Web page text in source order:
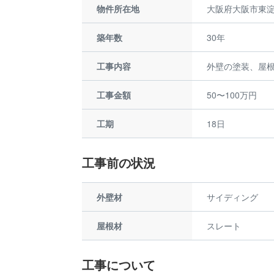
物件所在地 大阪府大阪市東
築年数 30年
工事内容 外壁の塗装、屋
工事金額 50〜100万円
工期 18日
工事前の状況
外壁材 サイディング
屋根材 スレート
工事について